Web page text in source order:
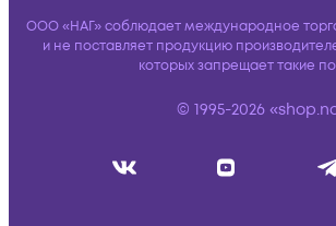
ООО «НАГ» соблюдает международное
и не поставляет продукцию
которых запрещает такие
© 1995-2026